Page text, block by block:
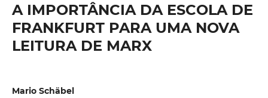
A IMPORTÂNCIA DA ESCOLA DE
FRANKFURT PARA UMA NOVA
LEITURA DE MARX
Mario Schäbel